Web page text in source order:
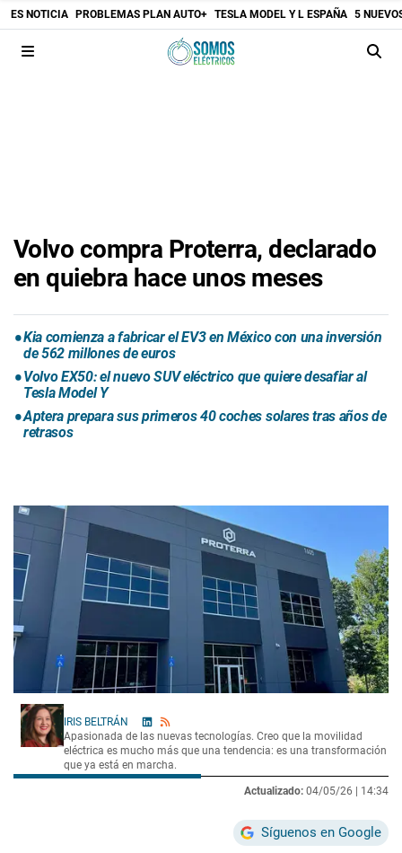
ES NOTICIA PROBLEMAS PLAN AUTO+ TESLA MODEL Y L ESPAÑA 5
Volvo compra Proterra, declarado
en quiebra hace unos meses
Kia comienza a fabricar el EV3 en México con una inversión
de 562 millones de euros
Volvo EX50: el nuevo SUV eléctrico que quiere desafiar al
Tesla Model Y
Aptera prepara sus primeros 40 coches solares tras años de
retrasos
IRIS BELTRÁN
Apasionada de las nuevas tecnologías. Creo que la movilidad
eléctrica es mucho más que una tendencia: es una transformación
que ya está en marcha.
Actualizado: 04/05/26 | 14:34
Síguenos en Google